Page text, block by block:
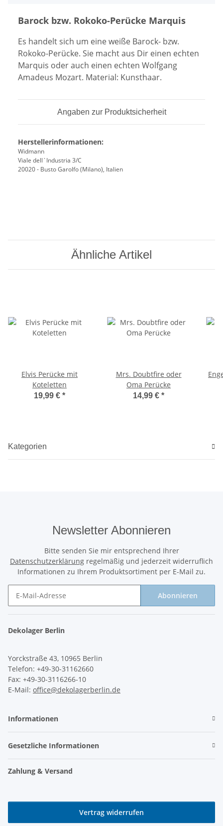
Barock bzw. Rokoko-Perücke Marquis
Es handelt sich um eine weiße Barock- bzw.
Rokoko-Perücke. Sie macht aus Dir einen echten
Marquis oder auch einen echten Wolfgang
Amadeus Mozart. Material: Kunsthaar.
Angaben zur Produktsicherheit
Herstellerinformationen:
Widmann
Viale dell`Industria 3/C
20020 - Busto Garolfo (Milano), Italien
Ähnliche Artikel
Elvis Perücke mit
Koteletten
19,99 € *
Mrs. Doubtfire oder
Oma Perücke
14,99 € *
Kategorien
Newsletter Abonnieren
Bitte senden Sie mir entsprechend Ihrer
Datenschutzerklärung regelmäßig und jederzeit widerruflich
Informationen zu Ihrem Produktsortiment per E-Mail zu.
Abonnieren
Dekolager Berlin
Yorckstraße 43, 10965 Berlin
Telefon: +49-30-31162660
Fax: +49-30-3116266-10
E-Mail: office@dekolagerberlin.de
Informationen
Gesetzliche Informationen
Zahlung & Versand
Vertrag widerrufen